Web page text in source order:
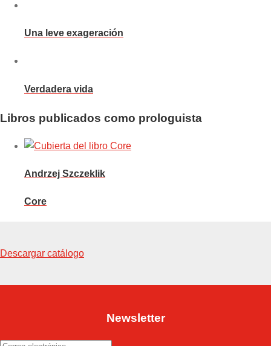
Una leve exageración
Verdadera vida
Libros publicados como prologuista
Andrzej Szczeklik
Core
Descargar catálogo
Newsletter